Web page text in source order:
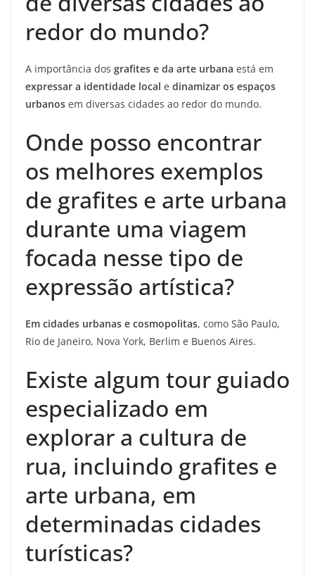
redor do mundo?
A importância dos grafites e da arte urbana está em
expressar a identidade local e dinamizar os espaços
urbanos em diversas cidades ao redor do mundo.
Onde posso encontrar
os melhores exemplos
de grafites e arte urbana
durante uma viagem
focada nesse tipo de
expressão artística?
Em cidades urbanas e cosmopolitas, como São Paulo,
Rio de Janeiro, Nova York, Berlim e Buenos Aires.
Existe algum tour guiado
especializado em
explorar a cultura de
rua, incluindo grafites e
arte urbana, em
determinadas cidades
turísticas?